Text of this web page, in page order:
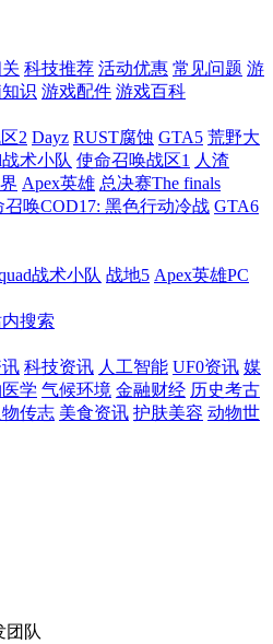
科技推荐 活动优惠 常见问题 游
识 游戏配件 游戏百科
2 Dayz RUST腐蚀 GTA5 荒野大
战术小队 使命召唤战区1 人渣
Apex英雄 总决赛The finals
召唤COD17: 黑色行动冷战 GTA6
战术小队 战地5 Apex英雄PC
搜索
科技资讯 人工智能 UF0资讯 媒
学 气候环境 金融财经 历史考古
物传志 美食资讯 护肤美容 动物世